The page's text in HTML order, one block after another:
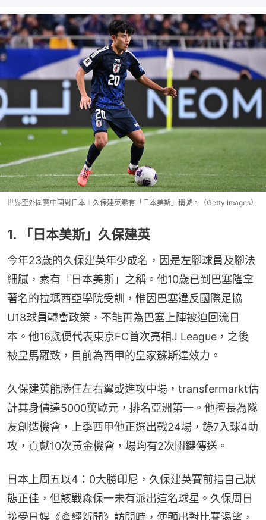
世界盃外圍賽中國對日本︱久保建英素有「日本美斯」稱號。（Getty Images）
1. 「日本美斯」久保建英
今年23歲的久保建英年少成名，因是左腳球員及腳法
細膩，素有「日本美斯」之稱。他10歲已到巴塞隆拿
著名的拉瑪西亞學院受訓，惟因巴塞違反國際足協
U18球員轉會政策，不能再為巴塞上陣被迫回流日
本。他16歲便代表東京FC首次亮相J League，之後
被皇馬羅致，目前為西甲的皇家蘇斯達效力。
久保建英能勝任左右翼或進攻中場，transfermarkt估
計其身價達5000萬歐元，排名亞洲第一。他擅長為隊
友創造機會，上季西甲他正選出戰24場，錄7入球4助
攻，貢獻10次黃金機會，場均有2次關鍵傳送。
日本上周五以4：0大勝印尼，久保建英賽前指自己狀
態正佳，但該戰森保一未有派出這名球星。久保周日
接受日媒《產經新聞》訪問時，便顯出對比賽渴望，